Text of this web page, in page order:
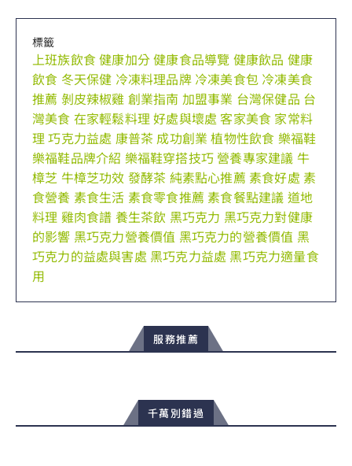
標籤
上班族飲食健康加分健康食品導覽 健康飲品 健康
飲食 冬天保健 冷凍料理品牌 冷凍美食包 冷凍美食
推薦 剝皮辣椒雞 創業指南 加盟事業 台灣保健品 台
灣美食 在家輕鬆料理好處與壞處 客家美食 家常料
理巧克力益處 康普茶 成功創業 植物性飲食 樂福鞋
樂福鞋品牌介紹 樂福鞋穿搭技巧 營養專家建議 牛
樟芝 牛樟芝功效 發酵茶 純素點心推薦 素食好處 素
食營養 素食生活 素食零食推薦 素食餐點建議 道地
料理 雞肉食譜 養生茶飲 黑巧克力 黑巧克力對健康
的影響 黑巧克力營養價值 黑巧克力的營養價值 黑
巧克力的益處與害處 黑巧克力益處 黑巧克力適量食
用
服務推薦
千萬別錯過